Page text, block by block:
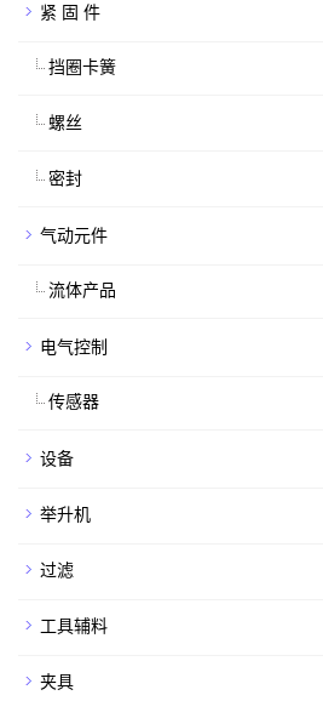
紧 固 件
挡圈卡簧
螺丝
密封
气动元件
流体产品
电气控制
传感器
设备
举升机
过滤
工具辅料
夹具